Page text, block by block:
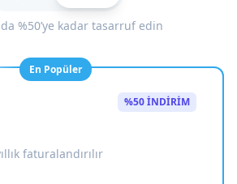
%50’ye kadar tasarruf edin
En Popüler
%50 İNDİRİM
faturalandırılır